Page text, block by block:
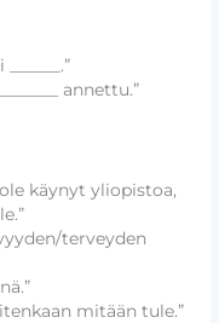
annettu.”
käynyt yliopistoa,
terveyden
mitään tule.”